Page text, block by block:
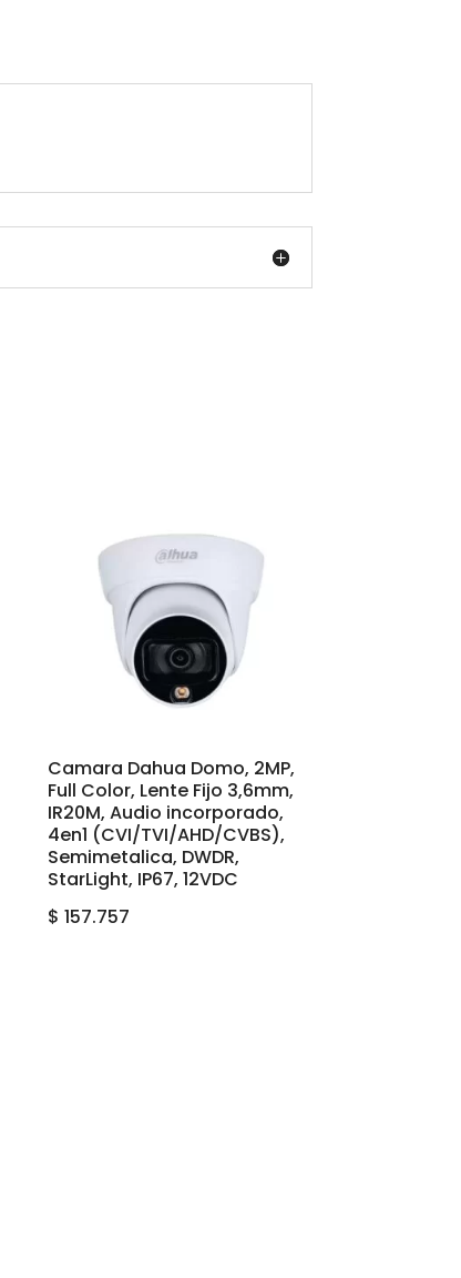
Camara Dahua Domo, 2MP,
Full Color, Lente Fijo 3,6mm,
IR20M, Audio incorporado,
4en1 (CVI/TVI/AHD/CVBS),
Semimetalica, DWDR,
StarLight, IP67, 12VDC
$ 157.757